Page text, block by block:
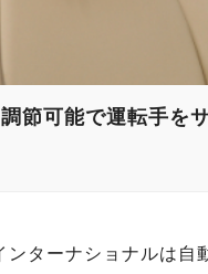
節可能で運転手を
ンターナショナルは自